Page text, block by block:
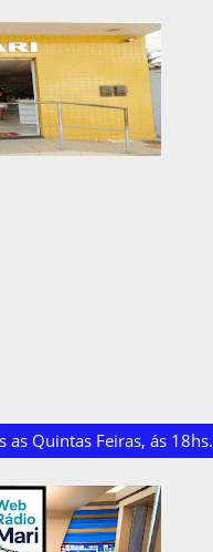
as Quintas Feiras, ás 18hs.